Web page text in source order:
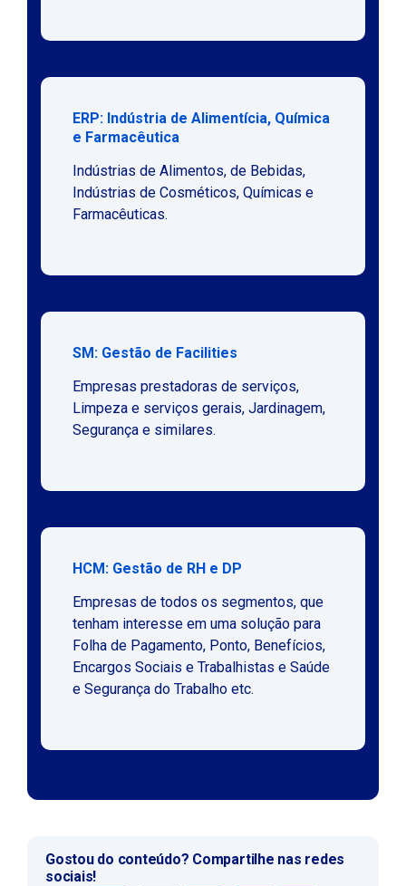
ERP: Indústria de Alimentícia, Química
e Farmacêutica
Indústrias de Alimentos, de Bebidas,
Indústrias de Cosméticos, Químicas e
Farmacêuticas.
SM: Gestão de Facilities
Empresas prestadoras de serviços,
Limpeza e serviços gerais, Jardinagem,
Segurança e similares.
HCM: Gestão de RH e DP
Empresas de todos os segmentos, que
tenham interesse em uma solução para
Folha de Pagamento, Ponto, Benefícios,
Encargos Sociais e Trabalhistas e Saúde
e Segurança do Trabalho etc.
Gostou do conteúdo? Compartilhe nas redes
sociais!